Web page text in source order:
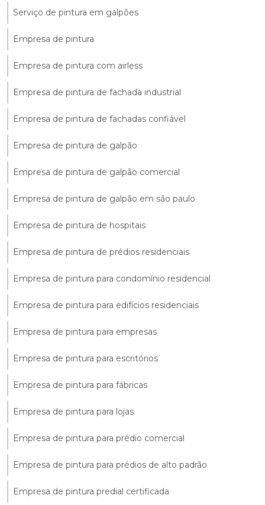
Serviço de pintura em galpões
Empresa de pintura
Empresa de pintura com airless
Empresa de pintura de fachada industrial
Empresa de pintura de fachadas confiável
Empresa de pintura de galpão
Empresa de pintura de galpão comercial
Empresa de pintura de galpão em são paulo
Empresa de pintura de hospitais
Empresa de pintura de prédios residenciais
Empresa de pintura para condomínio residencial
Empresa de pintura para edifícios residenciais
Empresa de pintura para empresas
Empresa de pintura para escritórios
Empresa de pintura para fábricas
Empresa de pintura para lojas
Empresa de pintura para prédio comercial
Empresa de pintura para prédios de alto padrão
Empresa de pintura predial certificada